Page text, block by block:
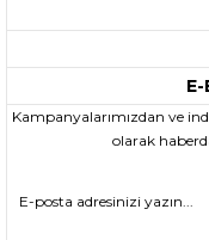
Kampanyalarımızdan ve
olarak